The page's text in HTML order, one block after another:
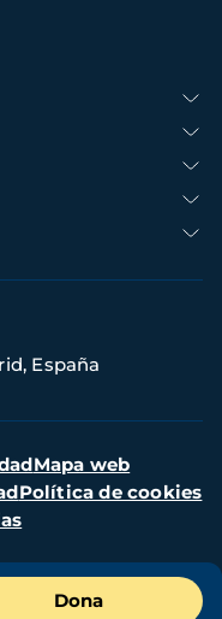
Dona
España
Mapa web
Política de cookies